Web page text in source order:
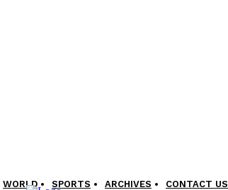
WORLD SPORTS ARCHIVES CONTACT US